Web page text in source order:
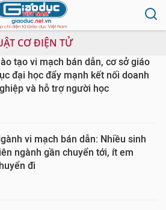
CƠ ĐIỆN TỬ
tạo vi mạch bán dẫn, cơ sở giáo
đại học đẩy mạnh kết nối doanh
và hỗ trợ người học
vi mạch bán dẫn: Nhiều sinh
ngành gần chuyển tới, ít em
đi